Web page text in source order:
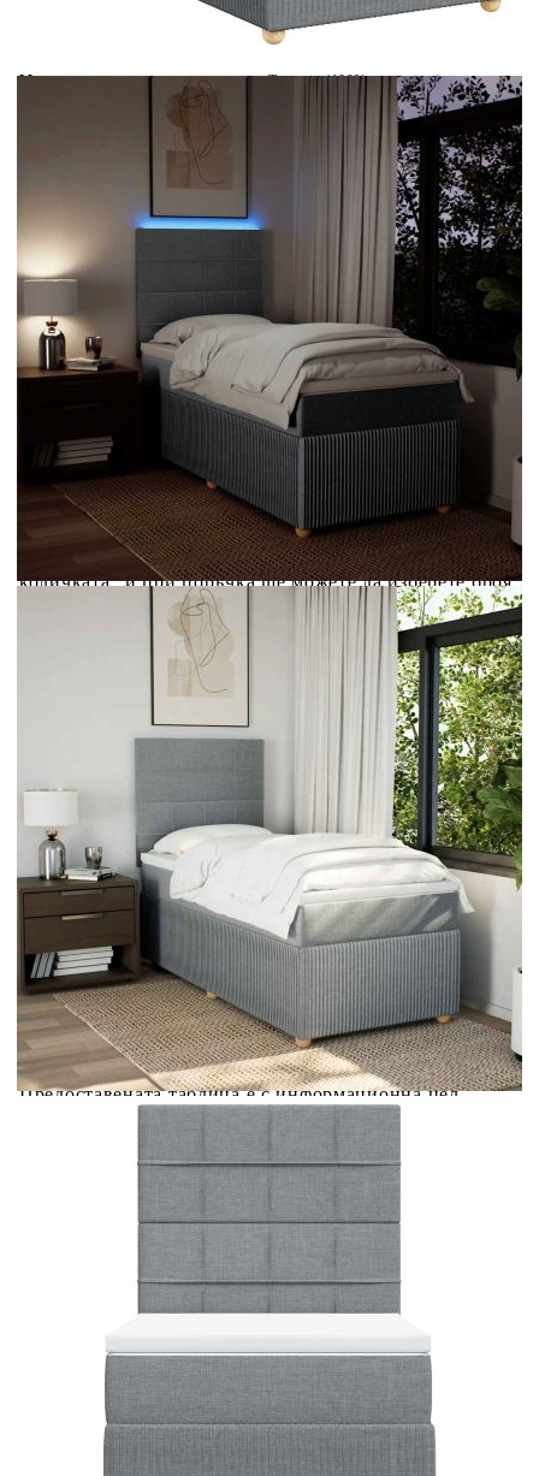
Материал:
Текстил (100% полиестер)
80 x 200 x 5 см (Ш x Д x В)
Материал на пълнежа:
Дължина на захранващия кабел:
Клас на защита:
Дължина на USB кабела:
Материал за пълнеж:
Покет пружини, пяна
Купи на изплащане
Боксспринг легло с матрак, светлосиво, 80x200 см,
плат
Please select credit institution
Цена на продукта: €354.00
Extraction of information from credit institutions
Предоставената таблица е с информационна цел.
Добавете продукта в количката си с бутона "Добави в
количката" и при поръчка ще можете да изберете броя
вноски на кредита.
Acest tabel are caracter informativ. Adăugați produsul în
coșul de cumpărături unde veți putea selecta detaliile
cererii de creditare.
Предоставената таблица е с информационна цел.
Добавете продукта в количката си с бутона "Добави в
количката" и при поръчка ще можете да изберете броя
Предоставената таблица е с информационна цел.
Добавете продукта в количката си с бутона "Добави в
количката" и при поръчка ще можете да изберете броя
Предоставената таблица е с информационна цел.
Добавете продукта в количката си с бутона "Добави в
количката" и при поръчка ще можете да изберете броя
вноски на кредита.
Предоставената таблица е с информационна цел.
Добавете продукта в количката си с бутона "Добави в
вноски на кредита.
Когато плащате с NewPay, всъщност NewPay плаща
поръчката Ви вместо Вас. Вие я получавате и
разполагате с три начина да я платите към тях:
Отложено до 30 дни от момента на изпращане на
поръчката без оскъпяване. За покупки на стойност до
400 лв. / €204,52
Плащане на 4 вноски. Заплащате 20% от стойността на
поръчката си на момента с карта. Останалата сума се
разделя на 3 равни месечни вноски без оскъпяване. За
покупки на стойност до 1000 лв. / €511.31
Плащане на 6 вноски. Стойността на поръчката се
разпределя в 6 равни месечни вноски с оскъпяване. За
покупки на стойност до 2000 лв. / €1022.61